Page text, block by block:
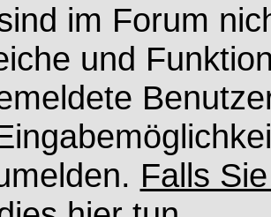
im Forum
und
Falls